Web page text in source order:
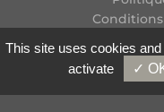
Copyright
2026
This site uses cookies
activate
✓